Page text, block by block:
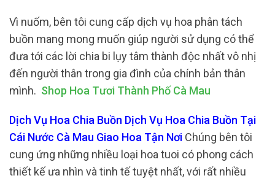
Vì nuốm, bên tôi cung cấp dịch vụ hoa phân tách
buồn mang mong muốn giúp người sử dụng có thể
đưa tới các lời chia bi lụy tâm thành độc nhất vô nhị
đến người thân trong gia đình của chính bản thân
mình. Shop Hoa Tươi Thành Phố Cà Mau
Dịch Vụ Hoa Chia Buồn Dịch Vụ Hoa Chia Buồn Tại
Cái Nước Cà Mau Giao Hoa Tận Nơi Chúng bên tôi
cung ứng những nhiều loại hoa tuoi có phong cách
thiết kế ưa nhìn và tinh tế tuyệt nhất, với rất nhiều